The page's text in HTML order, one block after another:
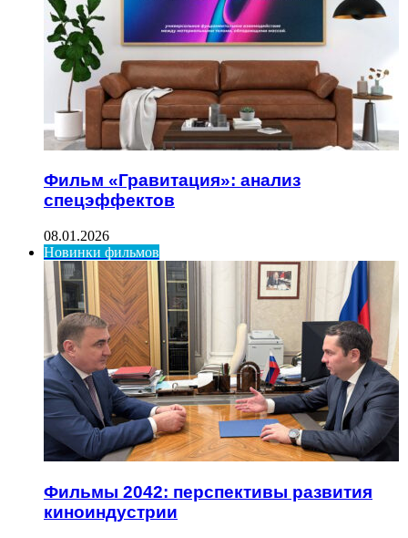
Фильм «Гравитация»: анализ
спецэффектов
08.01.2026
Новинки фильмов
Фильмы 2042: перспективы развития
киноиндустрии